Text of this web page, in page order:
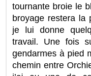
tournante broie le
broyage restera la
je lui donne
travail. Une fois
gendarmes à pied
chemin entre